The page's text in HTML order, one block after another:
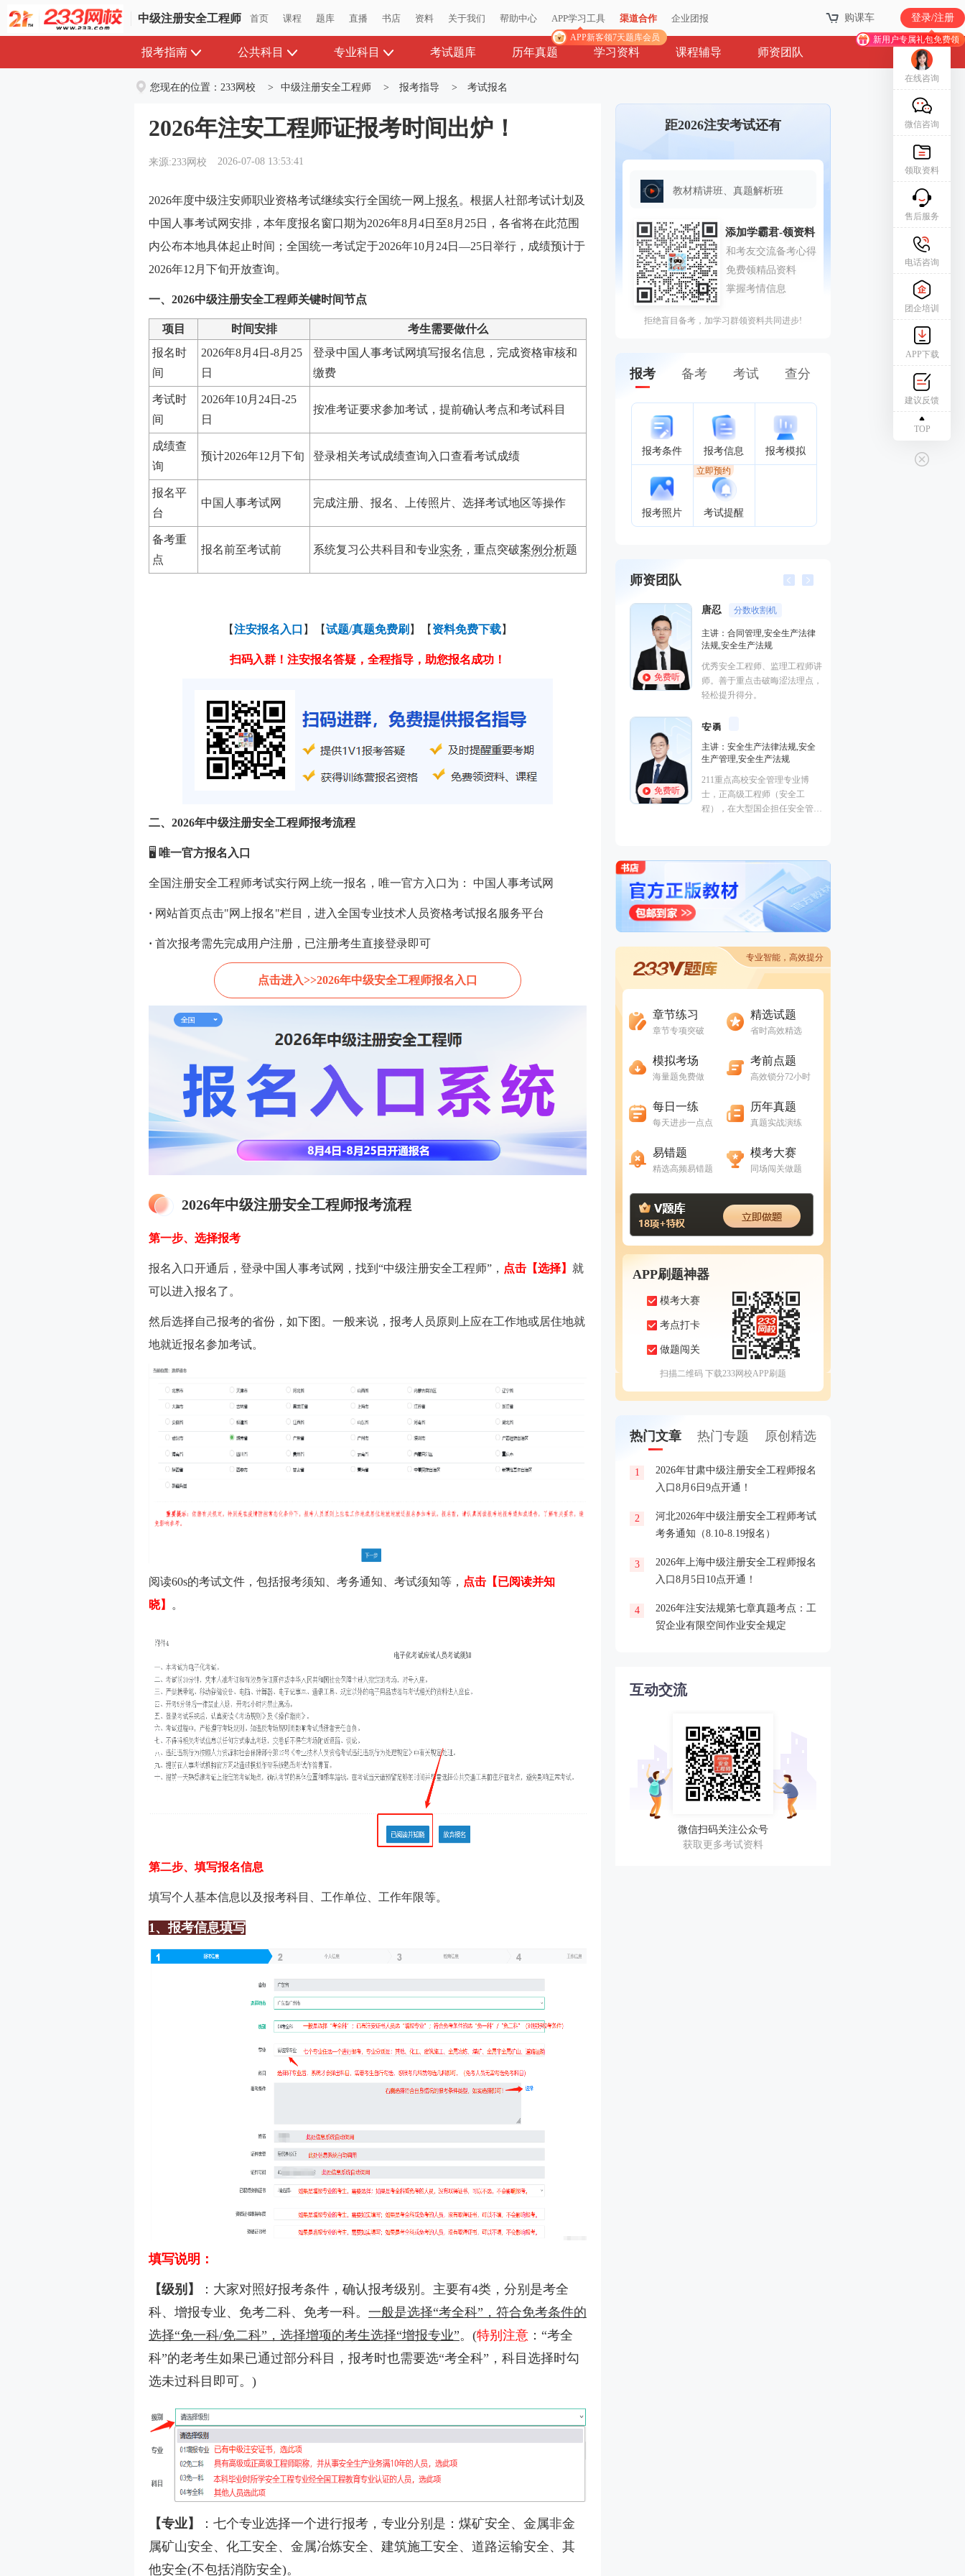
中级注册安全工程师 首页 课程 题库 直播 书店 资料 关于我们 帮助中心 APP学习工具
APP新客领7天题库会员
渠道合作 企业团报 购课车 登录/注册
新用户专属礼包免费领
报考指南 公共科目 专业科目 考试题库 历年真题 学习资料 课程辅导 师资团队
您现在的位置： 233网校 > 中级注册安全工程师 > 报考指导 > 考试报名
2026年注安工程师证报考时间出炉！
来源:233网校 2026-07-08 13:53:41
2026年度中级注安师职业资格考试继续实行全国统一网上报名 。根据人社部考试计划及
中国人事考试网安排，本年度报名窗口期为2026年8月4日至8月25日，各省将在此范围
内公布本地具体起止时间；全国统一考试定于2026年10月24日—25日举行，成绩预计于
2026年12月下旬开放查询。
一、2026中级注册安全工程师关键时间节点
项目 时间安排
考生需要做什么
报名时
间
2026年8月4日-8月25
日
登录中国人事考试网填写报名信息，完成资格审核和
缴费
考试时
间
2026年10月24日-25
日
按准考证要求参加考试，提前确认考点和考试科目
成绩查
询
预计2026年12月下旬 登录相关考试成绩查询入口查看考试成绩
报名平
台
中国人事考试网 完成注册、报名、上传照片、选择考试地区等操作
备考重
点
报名前至考试前 系统复习公共科目和专业实务 ，重点突破案例分析题
【注安报名入口 】【试题/真题免费刷 】【 资料免费下载】
扫码入群！注安报名答疑，全程指导，助您报名成功！
二、2026年中级注册安全工程师报考流程
🖥️ 唯一官方报名入口
全国注册安全工程师考试实行网上统一报名，唯一官方入口为： 中国人事考试网
· 网站首页点击"网上报名"栏目，进入全国专业技术人员资格考试报名服务平台
· 首次报考需先完成用户注册，已注册考生直接登录即可
点击进入>>2026年中级安全工程师报名入口
2026年中级注册安全工程师报考流程
第一步、选择报考
报名入口开通后，登录中国人事考试网，找到“中级注册安全工程师”， 点击【选择】 就
可以进入报名了。
然后选择自己报考的省份，如下图。一般来说，报考人员原则上应在工作地或居住地就
地就近报名参加考试。
阅读60s的考试文件，包括报考须知、考务通知、考试须知等， 点击【已阅读并知
晓】
。
第二步、填写报名信息
填写个人基本信息以及报考科目、工作单位、工作年限等。
1、报考信息填写
填写说明：
【级别】
：大家对照好报考条件，确认报考级别。主要有4类，分别是考全
科、增报专业、免考二科、免考一科。 一般是选择“考全科”，符合免考条件的
选择“免一科/免二科”，选择增项的考生选择“增报专业”。(特别注意 ：“考全
科”的老考生如果已通过部分科目，报考时也需要选“考全科”，科目选择时勾
选未过科目即可。)
【专业】
：七个专业选择一个进行报考，专业分别是：煤矿安全、金属非金
属矿山安全、化工安全、金属冶炼安全、建筑施工安全、道路运输安全、其
他安全(不包括消防安全)。
距2026注安考试还有
教材精讲班、真题解析班
拒绝盲目备考，加学习群领资料共同进步!
报考 备考 考试 查分
报考条件 报考信息 报考模拟
报考照片 考试提醒
立即预约
师资团队
唐忍 分数收割机
主讲：合同管理,安全生产法律
法规,安全生产法规
优秀安全工程师、监理工程师讲
师。善于重点击破晦涩法理点，
主讲：安全生产法律法规,安全
生产管理,安全生产法规
211重点高校安全管理专业博
士，正高级工程师（安全工
程），在大型国企担任安全管理
实际问题有着独到的见解。
免费听
师，注册安全工程师，多年从事
消防、安全考试培训。
免费听
专业智能，高效提分
章节练习
章节专项突破
精选试题
省时高效精选
模拟考场
海量题免费做
考前点题
高效锁分72小时
每日一练
每天进步一点点
历年真题
真题实战演练
易错题
精选高频易错题
模考大赛
同场闯关做题
APP刷题神器
模考大赛
考点打卡
做题闯关
扫描二维码 下载233网校APP刷题
热门文章 热门专题 原创精选
1
2026年甘肃中级注册安全工程师报名
入口8月6日9点开通！
2
河北2026年中级注册安全工程师考试
考务通知（8.10-8.19报名）
3
2026年上海中级注册安全工程师报名
入口8月5日10点开通！
4
2026年注安法规第七章真题考点：工
贸企业有限空间作业安全规定
互动交流
微信扫码关注公众号
获取更多考试资料
在线咨询
微信咨询
领取资料
售后服务
电话咨询
团企培训
APP下载
建议反馈
TOP